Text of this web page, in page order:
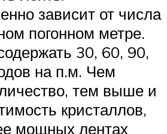
зависит от числа
погонном метре.
30, 60, 90,
на п.м. Чем
тем выше и
кристаллов,
мощных лентах